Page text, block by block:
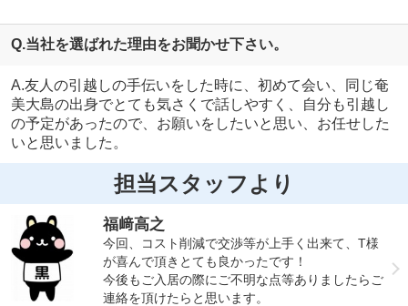
Q.当社を選ばれた理由をお聞かせ下さい。
A.友人の引越しの手伝いをした時に、初めて会い、同じ奄
美大島の出身でとても気さくで話しやすく、自分も引越し
の予定があったので、お願いをしたいと思い、お任せした
いと思いました。
担当スタッフより
福﨑高之
今回、コスト削減で交渉等が上手く出来て、T様
が喜んで頂きとても良かったです！
今後もご入居の際にご不明な点等ありましたらご
連絡を頂けたらと思います。